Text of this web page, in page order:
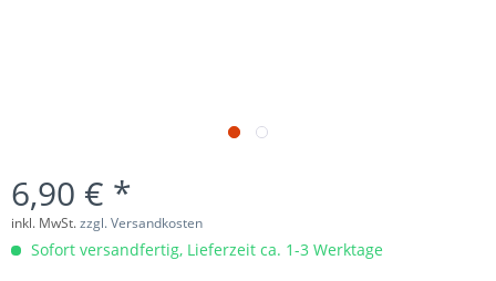
6,90 € *
inkl. MwSt.zzgl. Versandkosten
Sofort versandfertig, Lieferzeit ca. 1-3 Werktage